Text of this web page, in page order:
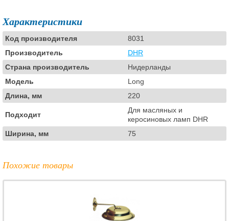
Характеристики
Код производителя
8031
Производитель
DHR
Страна производитель
Нидерланды
Модель
Long
Длина, мм
220
Подходит
Для масляных и
керосиновых ламп DHR
Ширина, мм
75
Похожие товары